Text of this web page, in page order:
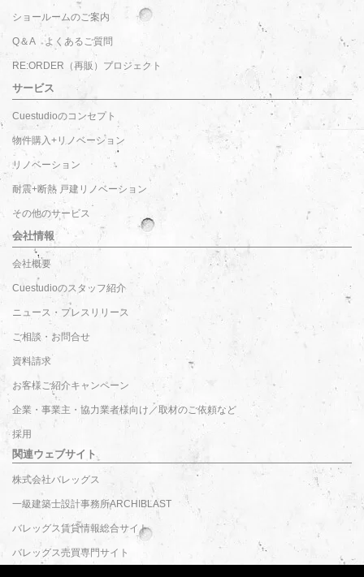
ショールームのご案内
Q＆A よくあるご質問
RE:ORDER（再販）プロジェクト
サービス
Cuestudioのコンセプト
物件購入+リノベーション
リノベーション
耐震+断熱 戸建リノベーション
その他のサービス
会社情報
会社概要
Cuestudioのスタッフ紹介
ニュース・プレスリリース
ご相談・お問合せ
資料請求
お客様ご紹介キャンペーン
企業・事業主・協力業者様向け／取材のご依頼など
採用
関連ウェブサイト
株式会社バレッグス
一級建築士設計事務所ARCHIBLAST
バレッグス賃貸情報総合サイト
バレッグス売買専門サイト